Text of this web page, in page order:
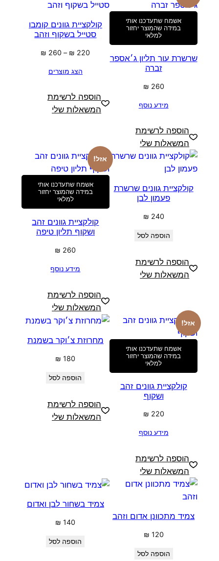
אשמח שתעדכנו אותי
במידה שהמוצר יחזור
למלאי
שרשרת עור תליון ג׳אספר
זברה
₪ 260
מידע נוסף
הוספה לרשימת
המשאלות שלי
קולקציית גוונים קומבו
סטייל בשקוף וזהב
₪ 220
–
₪ 260
טווח
הצג מוצרים
הוספה לרשימת
המשאלות שלי
קולקציית גוונים שרשרת
פעמון לבן
₪ 240
הוספה לסל
הוספה לרשימת
המשאלות שלי
אזל!
אשמח שתעדכנו אותי
במידה שהמוצר יחזור
למלאי
קולקציית גוונים זהב
ושקוף תליון טיפה
₪ 260
מידע נוסף
הוספה לרשימת
המשאלות שלי
אזל!
אשמח שתעדכנו אותי
במידה שהמוצר יחזור
למלאי
קולקציית גוונים זהב
ושקוף
₪ 220
מידע נוסף
הוספה לרשימת
המשאלות שלי
מחרוזת צ׳וקר בשמנת
₪ 180
הוספה לסל
הוספה לרשימת
המשאלות שלי
צמיד מתכוונן אדום וזהב
₪ 120
הוספה לסל
צמיד בשחור לבן ואדום
₪ 140
הוספה לסל